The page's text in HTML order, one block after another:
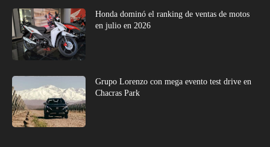
Honda dominó el ranking de ventas de motos
en julio en 2026
Grupo Lorenzo con mega evento test drive en
Chacras Park